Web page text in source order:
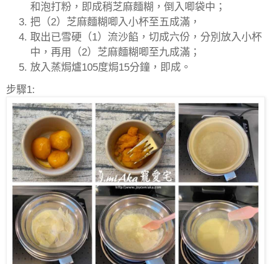
和泡打粉，即成稍芝麻麵糊，倒入唧袋中；
把（2）芝麻麵糊唧入小杯至五成滿，
取出已雪硬（1）流沙餡，切成六份，分別放入小杯
中，再用（2）芝麻麵糊唧至九成滿；
放入蒸焗爐105度焗15分鐘，即成。
步驟1: